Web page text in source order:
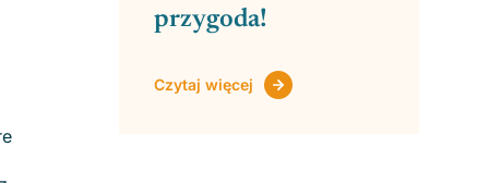
przygoda!
Czytaj więcej